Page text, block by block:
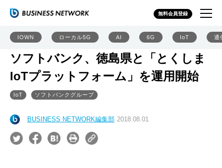
無料会員登録
IOWN ローカル5G AI 6G IoT 通
ソフトバンク、徳島県と「とくしま
IoTプラットフォーム」を運用開始
IoT ソフトバンクグループ
BUSINESS NETWORK編集部 2018.08.01